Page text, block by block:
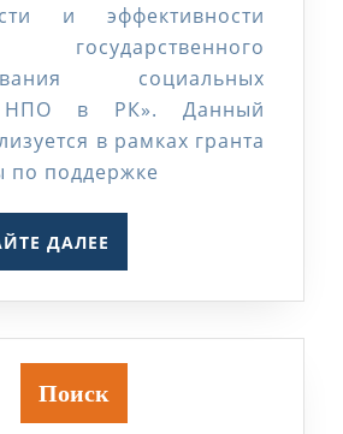
и эффективности
социальных
НПО в РК». Данный
в рамках гранта
поддержке
ДАЛЕЕ
Поиск